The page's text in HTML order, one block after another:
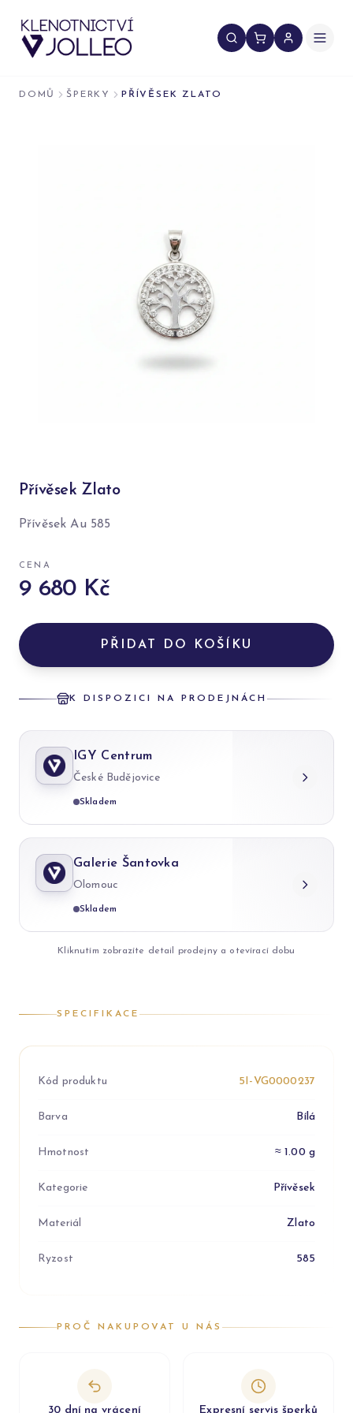
DOMŮ ŠPERKY PŘÍVĚSEK ZLATO
Přívěsek Zlato
Přívěsek Au 585
CENA
9 680 Kč
PŘIDAT DO KOŠÍKU
K DISPOZICI NA PRODEJNÁCH
IGY Centrum
České Budějovice
Skladem
Galerie Šantovka
Olomouc
Skladem
Kliknutím zobrazíte detail prodejny a otevírací dobu
SPECIFIKACE
Kód produktu 5I-VG0000237
Barva Bílá
Hmotnost ≈ 1.00 g
Kategorie Přívěsek
Materiál Zlato
Ryzost 585
PROČ NAKUPOVAT U NÁS
30 dní na vrácení Expresní servis šperků